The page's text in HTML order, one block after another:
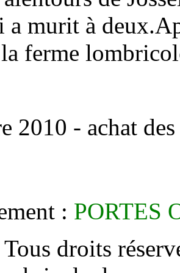
murit à
ferme
2010 - achat
: PORTES
droits